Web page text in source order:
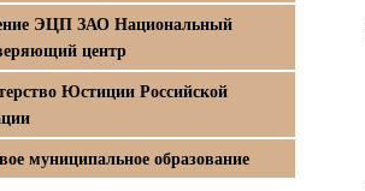
ЭЦП ЗАО Национальный
центр
Юстиции Российской
муниципальное образование